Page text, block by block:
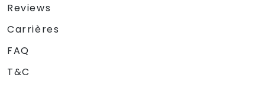
Reviews
Carrières
FAQ
T&C